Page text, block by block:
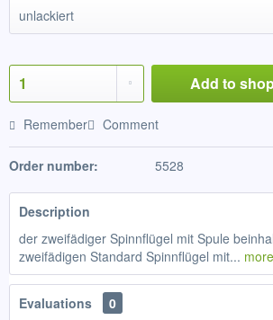
Add to
Remember Comment
Order number: 5528
Description
der zweifädiger Spinnflügel mit Spule
zweifädigen Standard Spinnflügel mit... more
Evaluations
0